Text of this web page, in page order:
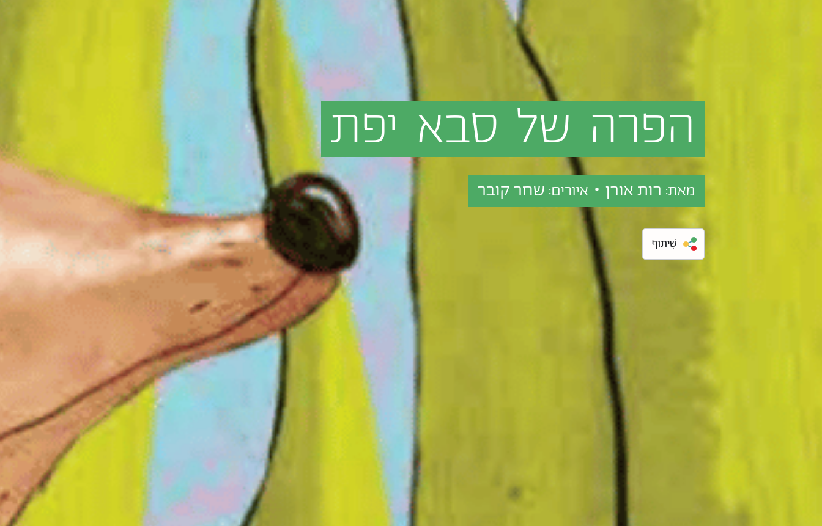
הפרה של סבא יפת
מאת: רות אורן • איורים: שחר קובר
שִׁיתּוּף